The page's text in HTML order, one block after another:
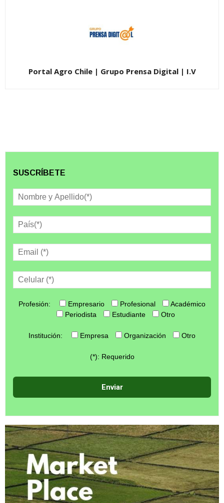
Portal Agro Chile | Grupo Prensa Digital | I.V
SUSCRÍBETE
Profesión: Empresario Profesional
Académico
Periodista
Estudiante Otro
Institución: Empresa Organización Otro
(*): Requerido